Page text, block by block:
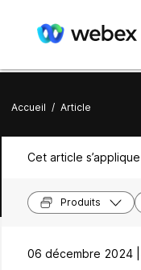
Accueil / Article
Cet article
Produits
06 décembre 2024 |